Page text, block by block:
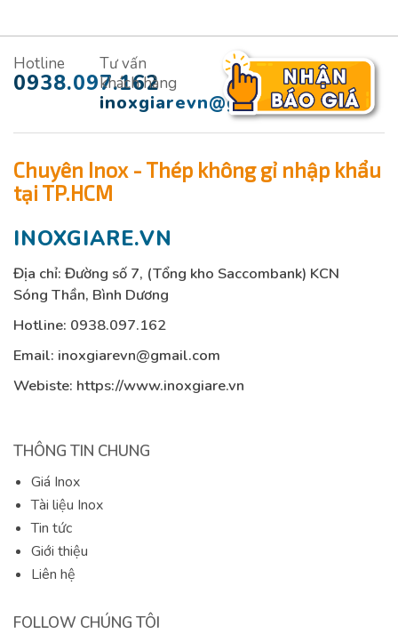
Hotline
0938.097.162
Tư vấn
khách hàng
inoxgiarevn@gmail.com
Chuyên Inox - Thép không gỉ nhập khẩu
tại TP.HCM
INOXGIARE.VN
Địa chỉ: Đường số 7, (Tổng kho Saccombank) KCN
Sóng Thần, Bình Dương
Hotline: 0938.097.162
Email: inoxgiarevn@gmail.com
Webiste: https://www.inoxgiare.vn
THÔNG TIN CHUNG
Giá Inox
Tài liệu Inox
Tin tức
Giới thiệu
Liên hệ
FOLLOW CHÚNG TÔI